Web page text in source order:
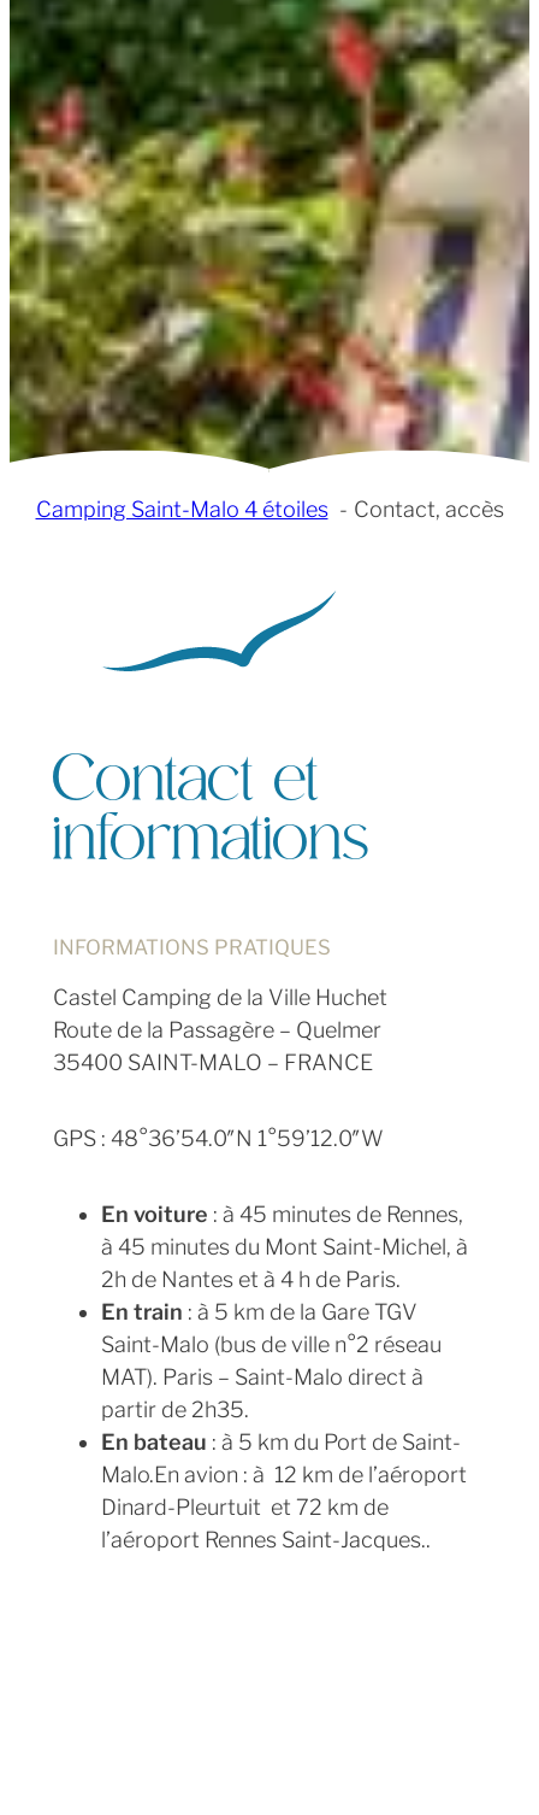
Camping Saint-Malo 4 étoiles Contact, accès
Contact et
informations
INFORMATIONS PRATIQUES
Castel Camping de la Ville Huchet
Route de la Passagère – Quelmer
35400 SAINT-MALO – FRANCE
GPS : 48°36’54.0″N 1°59’12.0″W
En voiture : à 45 minutes de Rennes,
à 45 minutes du Mont Saint-Michel, à
2h de Nantes et à 4 h de Paris.
En train : à 5 km de la Gare TGV
Saint-Malo (bus de ville n°2 réseau
MAT). Paris – Saint-Malo direct à
partir de 2h35.
En bateau : à 5 km du Port de Saint-
Malo.En avion : à 12 km de l’aéroport
Dinard-Pleurtuit et 72 km de
l’aéroport Rennes Saint-Jacques..